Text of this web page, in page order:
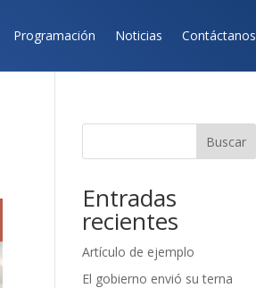
Programación Noticias Contáctanos
Buscar
Entradas
recientes
Artículo de ejemplo
El gobierno envió su terna